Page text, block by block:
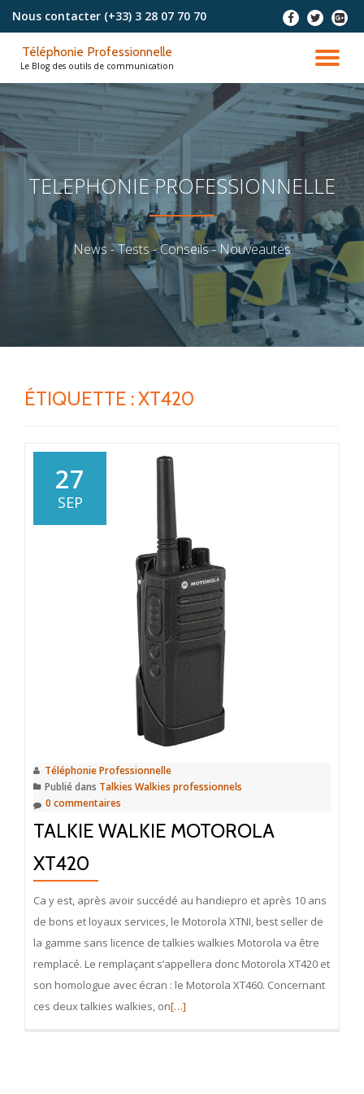
contenu
Nous contacter (+33) 3 28 07 70 70 - - -
LA
Téléphonie Professionnelle
Le Blog des outils de communication
TELEPHONIE PROFESSIONNELLE
News - Tests - Conseils - Nouveautés
ÉTIQUETTE :XT420
27
SEP
Téléphonie Professionnelle
Publié dans Talkies Walkies professionnels
0 commentaires
TALKIE WALKIE MOTOROLA
XT420
Ca y est, après avoir succédé au handiepro et après 10 ans
de bons et loyaux services, le Motorola XTNI, best seller de
la gamme sans licence de talkies walkies Motorola va être
remplacé. Le remplaçant s’appellera donc Motorola XT420 et
son homologue avec écran : le Motorola XT460. Concernant
ces deux talkies walkies, onEn
[…]